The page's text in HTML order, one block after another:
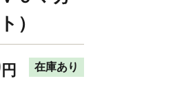
）
円 在庫あり